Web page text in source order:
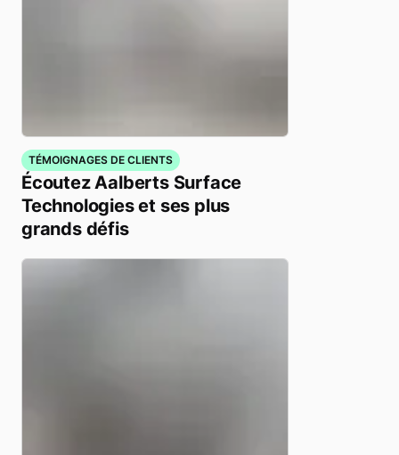
TÉMOIGNAGES DE CLIENTS
Écoutez Aalberts Surface
Technologies et ses plus
grands défis